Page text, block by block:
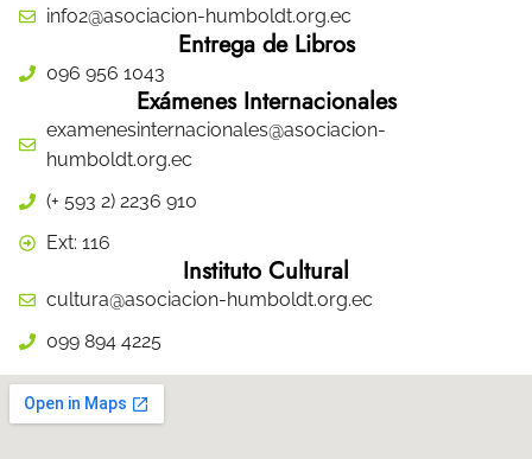
info2@asociacion-humboldt.org.ec
Entrega de Libros
096 956 1043
Exámenes Internacionales
examenesinternacionales@asociacion-
humboldt.org.ec
(+ 593 2) 2236 910
Ext: 116
Instituto Cultural
cultura@asociacion-humboldt.org.ec
099 894 4225